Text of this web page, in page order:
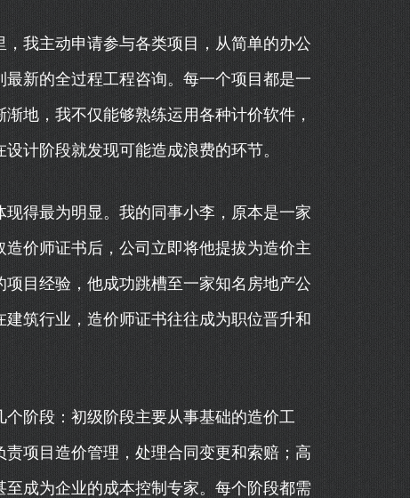
我主动申请参与各类项目，从简单的办公
新的全过程工程咨询。每一个项目都是一
地，我不仅能够熟练运用各种计价软件，
计阶段就发现可能造成浪费的环节。
得最为明显。我的同事小李，原本是一家
价师证书后，公司立即将他提拔为造价主
目经验，他成功跳槽至一家知名房地产公
筑行业，造价师证书往往成为职位晋升和
阶段：初级阶段主要从事基础的造价工
项目造价管理，处理合同变更和索赔；高
成为企业的成本控制专家。每个阶段都需